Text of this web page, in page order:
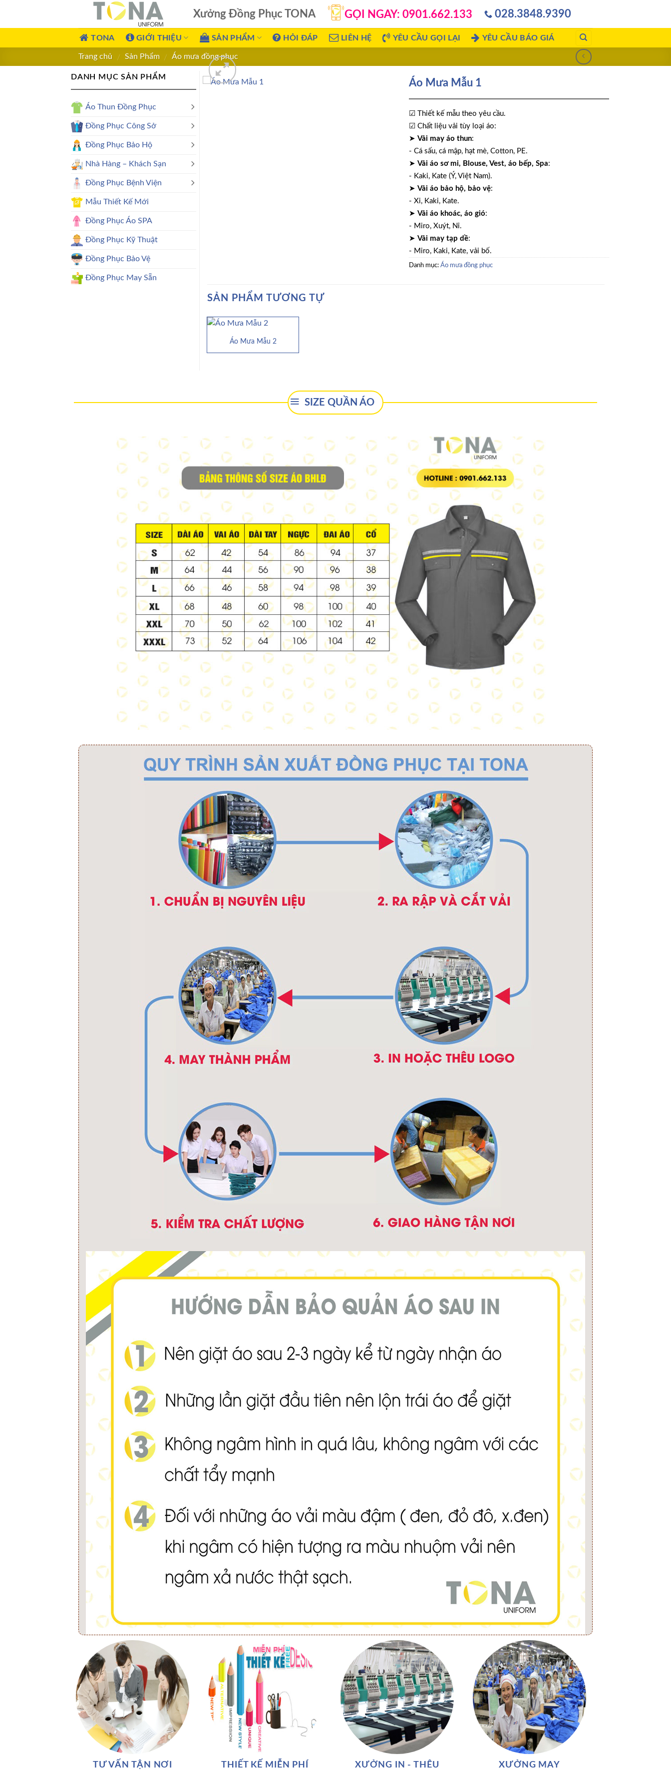
Xưởng Đồng Phục TONA GỌI NGAY: 0901.662.133 028.3848.9390
TONA GIỚI THIỆU SẢN PHẨM HỎI ĐÁP LIÊN HỆ YÊU CẦU GỌI LẠI YÊU CẦU BÁO GIÁ
Trang chủ / Sản Phẩm / Áo mưa đồng phục
Áo Mưa Mẫu 1
☑ Thiết kế mẫu theo yêu cầu.
☑ Chất liệu vải tùy loại áo:
➤ Vải may áo thun:
- Cá sấu, cá mập, hạt mè, Cotton, PE.
➤ Vải áo sơ mi, Blouse, Vest, áo bếp, Spa:
- Kaki, Kate (Ý, Việt Nam).
➤ Vải áo bảo hộ, bảo vệ:
- Xi, Kaki, Kate.
➤ Vải áo khoác, áo gió:
- Miro, Xuýt, Nỉ.
➤ Vải may tạp dề:
- Miro, Kaki, Kate, vải bố.
Danh mục: Áo mưa đồng phục
SẢN PHẨM TƯƠNG TỰ
Áo Mưa Mẫu 2
DANH MỤC SẢN PHẨM
Áo Thun Đồng Phục
Đồng Phục Công Sở
Đồng Phục Bảo Hộ
Nhà Hàng – Khách Sạn
Đồng Phục Bệnh Viện
Mẫu Thiết Kế Mới
Đồng Phục Áo SPA
Đồng Phục Kỹ Thuật
Đồng Phục Bảo Vệ
Đồng Phục May Sẵn
SIZE QUẦN ÁO
TƯ VẤN TẬN NƠI THIẾT KẾ MIỄN PHÍ XƯỞNG IN - THÊU XƯỞNG MAY